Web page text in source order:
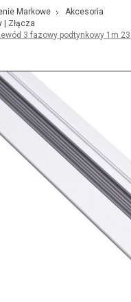
Markowe
Akcesoria
| Złącza
3 fazowy podtynkowy 1m